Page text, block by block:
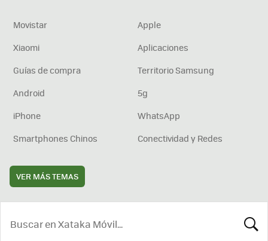
Movistar
Apple
Xiaomi
Aplicaciones
Guías de compra
Territorio Samsung
Android
5g
iPhone
WhatsApp
Smartphones Chinos
Conectividad y Redes
VER MÁS TEMAS